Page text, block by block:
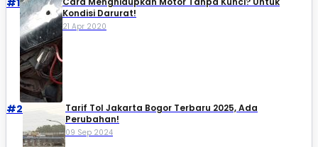
Kondisi Darurat!
21 Apr 2020
#2
Tarif Tol Jakarta Bogor Terbaru 2025, Ada
Perubahan!
09 Sep 2024